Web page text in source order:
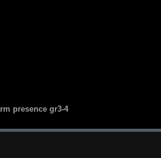
presence gr3-4